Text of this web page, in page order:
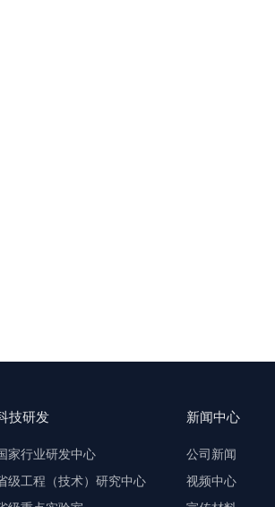
技研发
家行业研发中心
级工程（技术）研究中心
新闻中心
公司新闻
视频中心